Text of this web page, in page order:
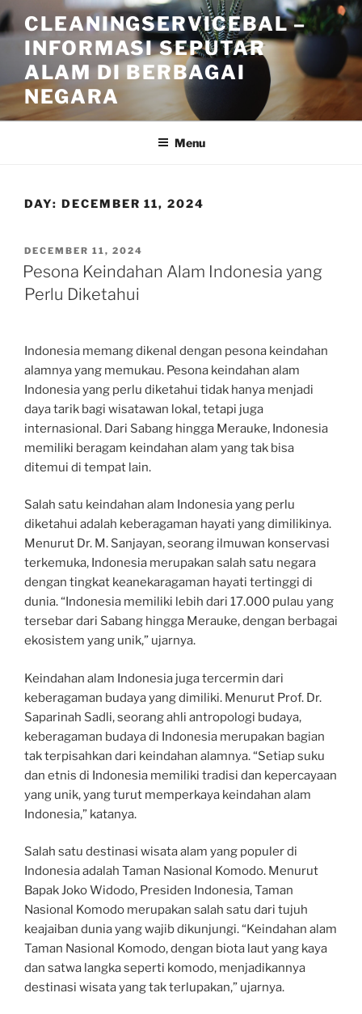
Skip
to
content
CLEANINGSERVICEBAL –
INFORMASI SEPUTAR
ALAM DI BERBAGAI
NEGARA
Menu
DAY: DECEMBER 11, 2024
POSTED
ON
DECEMBER 11, 2024
Pesona Keindahan Alam Indonesia yang
Perlu Diketahui
Indonesia memang dikenal dengan pesona keindahan
alamnya yang memukau. Pesona keindahan alam
Indonesia yang perlu diketahui tidak hanya menjadi
daya tarik bagi wisatawan lokal, tetapi juga
internasional. Dari Sabang hingga Merauke, Indonesia
memiliki beragam keindahan alam yang tak bisa
ditemui di tempat lain.
Salah satu keindahan alam Indonesia yang perlu
diketahui adalah keberagaman hayati yang dimilikinya.
Menurut Dr. M. Sanjayan, seorang ilmuwan konservasi
terkemuka, Indonesia merupakan salah satu negara
dengan tingkat keanekaragaman hayati tertinggi di
dunia. “Indonesia memiliki lebih dari 17.000 pulau yang
tersebar dari Sabang hingga Merauke, dengan berbagai
ekosistem yang unik,” ujarnya.
Keindahan alam Indonesia juga tercermin dari
keberagaman budaya yang dimiliki. Menurut Prof. Dr.
Saparinah Sadli, seorang ahli antropologi budaya,
keberagaman budaya di Indonesia merupakan bagian
tak terpisahkan dari keindahan alamnya. “Setiap suku
dan etnis di Indonesia memiliki tradisi dan kepercayaan
yang unik, yang turut memperkaya keindahan alam
Indonesia,” katanya.
Salah satu destinasi wisata alam yang populer di
Indonesia adalah Taman Nasional Komodo. Menurut
Bapak Joko Widodo, Presiden Indonesia, Taman
Nasional Komodo merupakan salah satu dari tujuh
keajaiban dunia yang wajib dikunjungi. “Keindahan alam
Taman Nasional Komodo, dengan biota laut yang kaya
dan satwa langka seperti komodo, menjadikannya
destinasi wisata yang tak terlupakan,” ujarnya.